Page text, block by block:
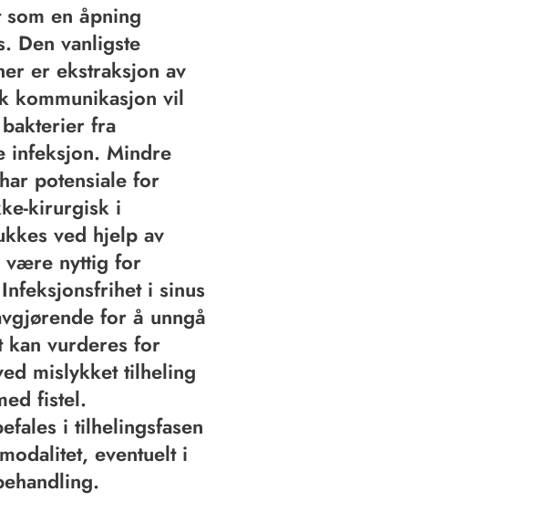
en åpning
Den vanligste
er ekstraksjon av
kommunikasjon vil
fra
infeksjon. Mindre
potensiale for
kirurgisk i
ved hjelp av
være nyttig for
i sinus
for å unngå
kan vurderes for
mislykket tilheling
fistel.
i tilhelingsfasen
eventuelt i